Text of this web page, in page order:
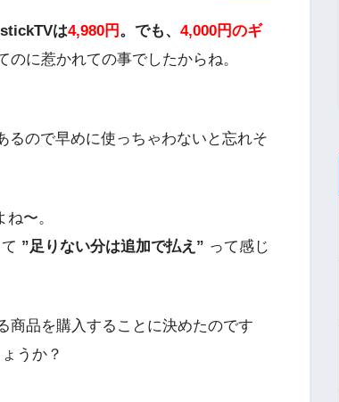
は4,980円 。でも、 4,000円のギ
のに惹かれての事でしたからね。
るので早めに使っちゃわないと忘れそ
〜。
”足りない分は追加で払え” って感じ
商品を購入することに決めたのです
うか？